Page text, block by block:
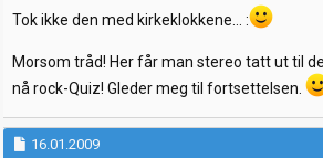
Tok ikke den med kirkeklokkene... :
Morsom tråd! Her får man stereo tatt ut til
nå rock-Quiz! Gleder meg til fortsettelsen.
16.01.2009